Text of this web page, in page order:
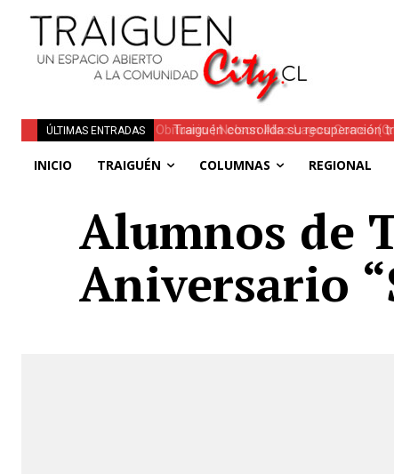
ÚLTIMAS ENTRADAS
Traiguén consolida su recuperación
INICIO TRAIGUÉN COLUMNAS REGIONAL
Alumnos de
Aniversario